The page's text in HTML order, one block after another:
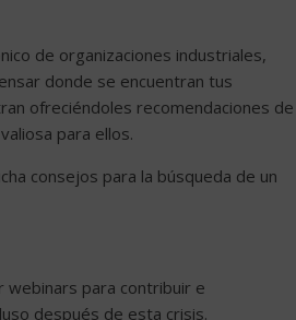
de organizaciones industriales,
donde se encuentran tus
ofreciéndoles recomendaciones de
para ellos.
consejos para la búsqueda de un
webinars para contribuir e
después de esta crisis.